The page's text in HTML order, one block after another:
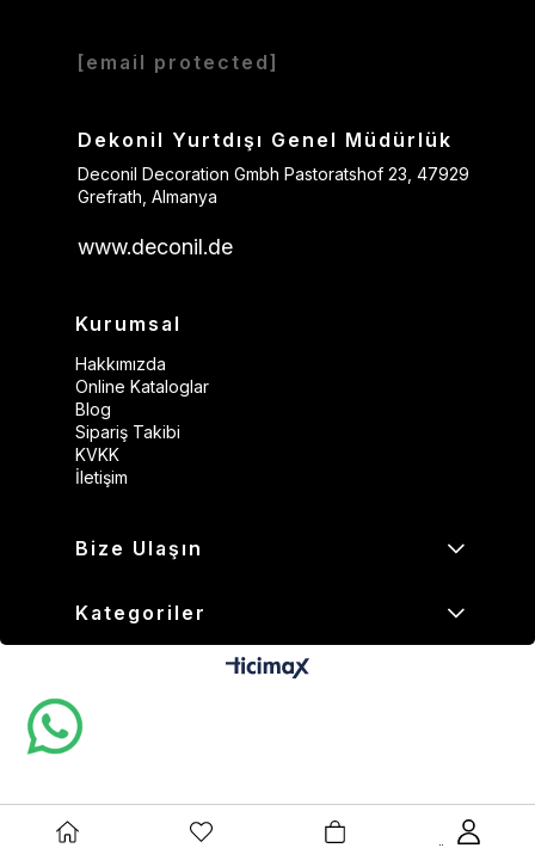
[email protected]
Dekonil Yurtdışı Genel Müdürlük
Deconil Decoration Gmbh Pastoratshof 23, 47929
Grefrath, Almanya
www.deconil.de
Kurumsal
Hakkımızda
Online Kataloglar
Blog
Sipariş Takibi
KVKK
İletişim
Bize Ulaşın
Kategoriler